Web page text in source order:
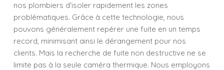
nos plombiers d'isoler rapidement les zones
problématiques. Grâce à cette technologie, nous
pouvons généralement repérer une fuite en un temps
record, minimisant ainsi le dérangement pour nos
clients. Mais la recherche de fuite non destructive ne se
limite pas à la seule caméra thermique. Nous employons